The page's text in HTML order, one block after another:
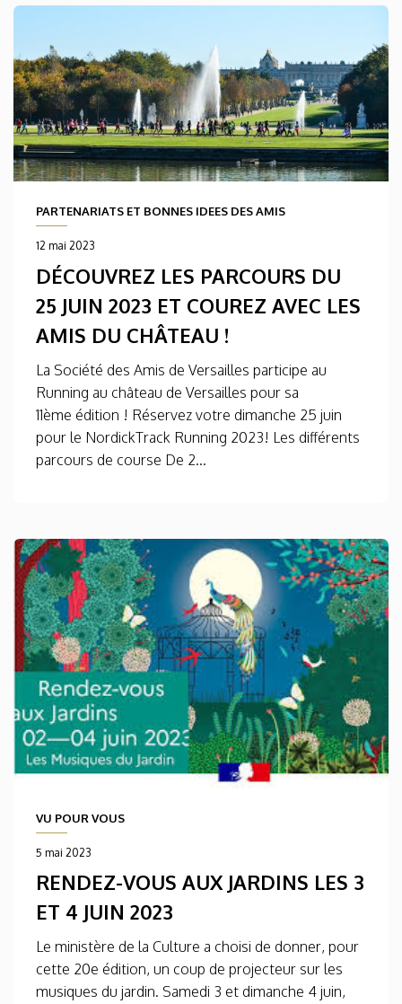
PARTENARIATS ET BONNES IDEES DES AMIS
12 mai 2023
DÉCOUVREZ LES PARCOURS DU
25 JUIN 2023 ET COUREZ AVEC LES
AMIS DU CHÂTEAU !
La Société des Amis de Versailles participe au
Running au château de Versailles pour sa
11ème édition ! Réservez votre dimanche 25 juin
pour le NordickTrack Running 2023! Les différents
parcours de course De 2...
VU POUR VOUS
5 mai 2023
RENDEZ-VOUS AUX JARDINS LES 3
ET 4 JUIN 2023
Le ministère de la Culture a choisi de donner, pour
cette 20e édition, un coup de projecteur sur les
musiques du jardin. Samedi 3 et dimanche 4 juin,